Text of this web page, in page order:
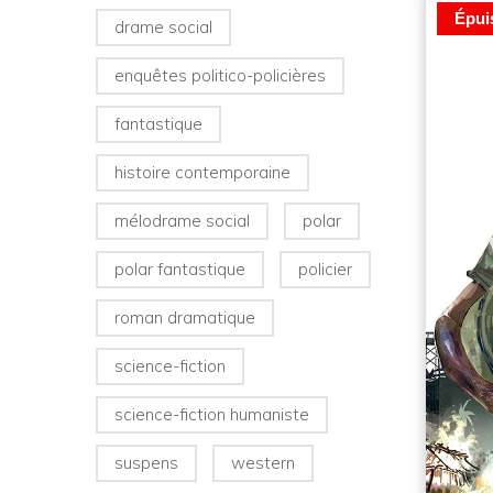
drame social
enquêtes politico-policières
fantastique
histoire contemporaine
mélodrame social polar
polar fantastique policier
roman dramatique
science-fiction
science-fiction humaniste
suspens western